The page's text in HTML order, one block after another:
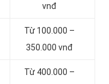
vnđ
Từ 100.000 –
350.000 vnđ
Từ 400.000 –